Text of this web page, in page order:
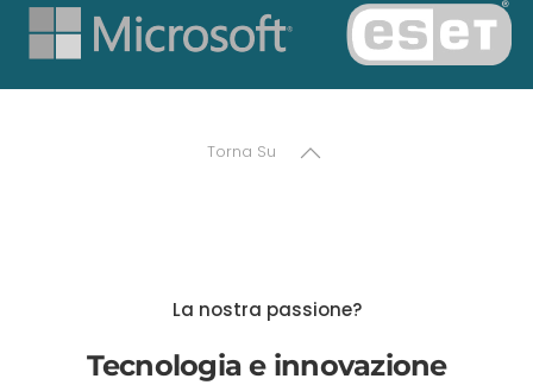
Torna Su
La nostra passione?
Tecnologia e innovazione